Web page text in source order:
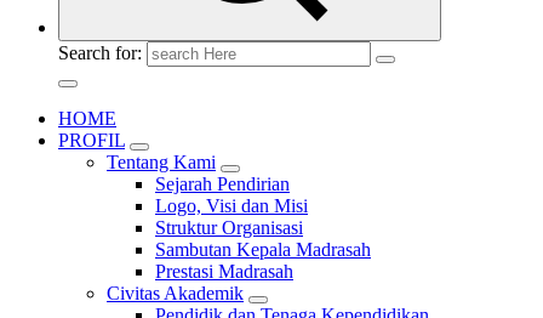
Search for:
HOME
PROFIL
Tentang Kami
Sejarah Pendirian
Logo, Visi dan Misi
Struktur Organisasi
Sambutan Kepala Madrasah
Prestasi Madrasah
Civitas Akademik